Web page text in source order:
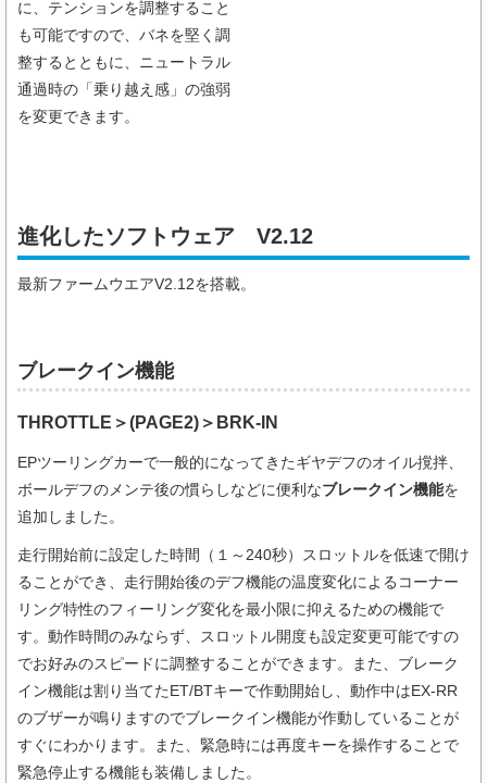
に、テンションを調整すること
も可能ですので、バネを堅く調
整するとともに、ニュートラル
通過時の「乗り越え感」の強弱
を変更できます。
進化したソフトウェア V2.12
最新ファームウエアV2.12を搭載。
ブレークイン機能
THROTTLE＞(PAGE2) ＞ BRK-IN
EPツーリングカーで一般的になってきたギヤデフのオイル撹拌、
ボールデフのメンテ後の慣らしなどに便利なブレークイン機能を
追加しました。
走行開始前に設定した時間（１～240秒）スロットルを低速で開け
ることができ、走行開始後のデフ機能の温度変化によるコーナー
リング特性のフィーリング変化を最小限に抑えるための機能で
す。動作時間のみならず、スロットル開度も設定変更可能ですの
でお好みのスピードに調整することができます。また、ブレーク
イン機能は割り当てたET/BTキーで作動開始し、動作中はEX-RR
のブザーが鳴りますのでブレークイン機能が作動していることが
すぐにわかります。また、緊急時には再度キーを操作することで
緊急停止する機能も装備しました。